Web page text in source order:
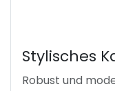
Stylisches
Robust und